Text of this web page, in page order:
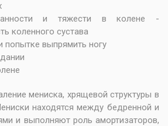
и тяжести в колене -
коленного сустава
попытке выпрямить ногу
мениска, хрящевой структуры в
находятся между бедренной и
и выполняют роль амортизаторов,